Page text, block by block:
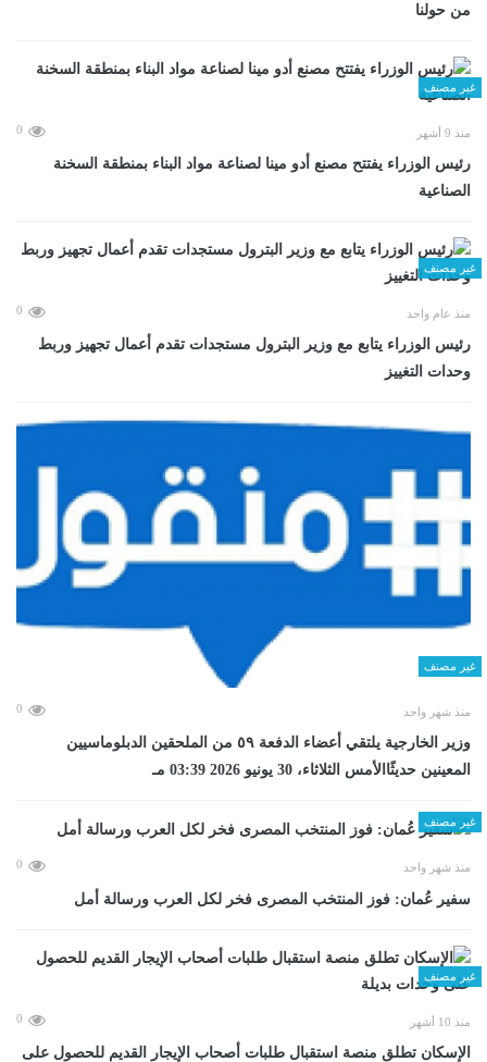
من حولنا
غير مصنف
منذ 9 أشهر 0
رئيس الوزراء يفتتح مصنع أدو مينا لصناعة مواد البناء بمنطقة السخنة
الصناعية
غير مصنف
منذ عام واحد 0
رئيس الوزراء يتابع مع وزير البترول مستجدات تقدم أعمال تجهيز وربط
وحدات التغييز
غير مصنف
منذ شهر واحد 0
وزير الخارجية يلتقي أعضاء الدفعة ٥٩ من الملحقين الدبلوماسيين
المعينين حديثًاالأمس الثلاثاء، 30 يونيو 2026 03:39 مـ
غير مصنف
منذ شهر واحد 0
سفير عُمان: فوز المنتخب المصرى فخر لكل العرب ورسالة أمل
غير مصنف
منذ 10 أشهر 0
الإسكان تطلق منصة استقبال طلبات أصحاب الإيجار القديم للحصول على